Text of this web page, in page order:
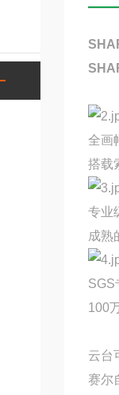
全画
搭载
专业
成熟
SGS
100
云台
赛尔